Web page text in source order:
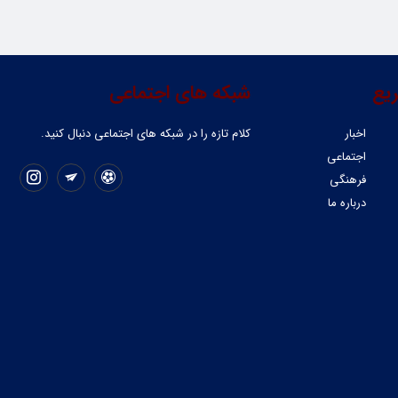
شبکه های اجتماعی
کلام تازه را در شبکه ‌های اجتماعی دنبال کنید.
اخبار
اجتماعی
فرهنگی
درباره ما